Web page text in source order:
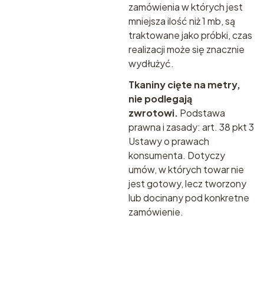
zamówienia w których jest
mniejsza ilość niż 1 mb, są
traktowane jako próbki, czas
realizacji może się znacznie
wydłużyć.
Tkaniny cięte na metry,
nie podlegają
zwrotowi. Podstawa
prawna i zasady: art. 38 pkt 3
Ustawy o prawach
konsumenta. Dotyczy
umów, w których towar nie
jest gotowy, lecz tworzony
lub docinany pod konkretne
zamówienie.